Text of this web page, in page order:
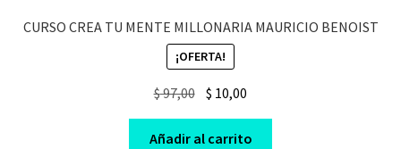
CURSO CREA TU MENTE MILLONARIA MAURICIO BENOIST
¡OFERTA!
$97,00 Original
price
was:
$ 10,00
price
is:
Añadir al carrito